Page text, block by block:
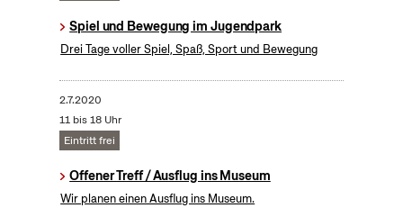
Spiel und Bewegung im Jugendpark
Drei Tage voller Spiel, Spaß, Sport und Bewegung
2.7.2020
11 bis 18 Uhr
Eintritt frei
Offener Treff / Ausflug ins Museum
Wir planen einen Ausflug ins Museum.